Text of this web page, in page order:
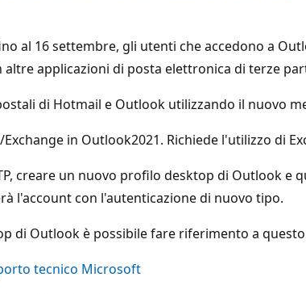
al 16 settembre, gli utenti che accedono a
applicazioni di posta elettronica di terze
di Hotmail e Outlook utilizzando il nuovo
in Outlook2021. Richiede l'utilizzo di
creare un nuovo profilo desktop di Outlook
l'account con l'autenticazione di nuovo tipo.
di Outlook è possibile fare riferimento a
tecnico Microsoft